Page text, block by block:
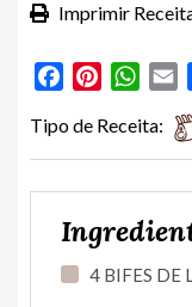
Imprimir
FacebookPinterest
Tipo de Receita:
4 BIFES DE